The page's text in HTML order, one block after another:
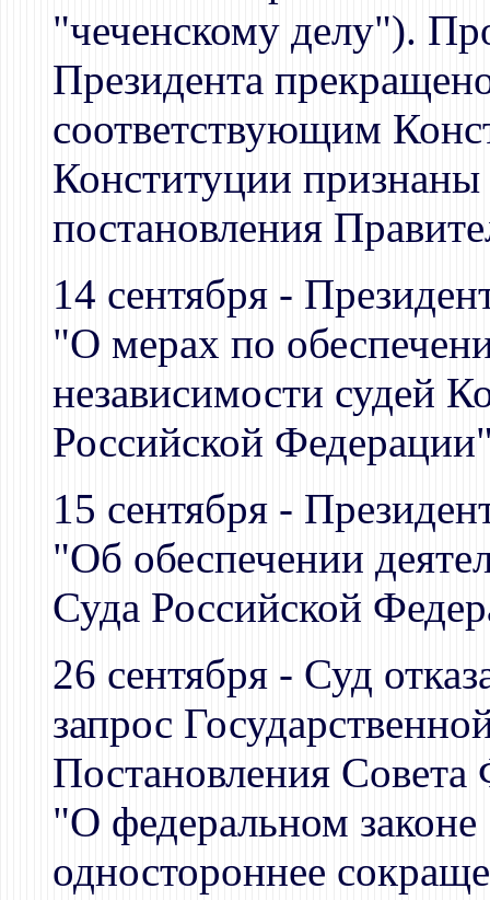
"чеченскому делу").
Президента
соответствующим
Конституции
постановления
14 сентября -
"О мерах по
независимости судей
Российской
15 сентября -
"Об обеспечении
Суда Российской
26 сентября - Суд
запрос
Постановления Совета
"О федеральном
одностороннее